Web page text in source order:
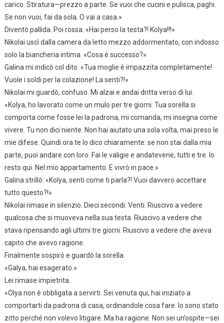
carico. Stiratura—prezzo a parte. Se vuoi che cucini e pulisca, paghi.
Se non vuoi, fai da sola. O vai a casa.»
Diventò pallida. Poi rossa. «Hai perso la testa?! Kolya!!!»
Nikolai uscì dalla camera da letto mezzo addormentato, con indosso
solo la biancheria intima. «Cosa è successo?»
Galina mi indicò col dito. «Tua moglie è impazzita completamente!
Vuole i soldi per la colazione! La senti?!»
Nikolai mi guardò, confuso. Mi alzai e andai dritta verso di lui.
«Kolya, ho lavorato come un mulo per tre giorni. Tua sorella si
comporta come fosse lei la padrona, mi comanda, mi insegna come
vivere. Tu non dici niente. Non hai aiutato una sola volta, mai preso le
mie difese. Quindi ora te lo dico chiaramente: se non stai dalla mia
parte, puoi andare con loro. Fai le valigie e andatevene, tutti e tre. Io
resto qui. Nel mio appartamento. E vivrò in pace.»
Galina strillò: «Kolya, senti come ti parla?! Vuoi davvero accettare
tutto questo?!»
Nikolai rimase in silenzio. Dieci secondi. Venti. Riuscivo a vedere
qualcosa che si muoveva nella sua testa. Riuscivo a vedere che
stava ripensando agli ultimi tre giorni. Riuscivo a vedere che aveva
capito che avevo ragione.
Finalmente sospirò e guardò la sorella.
«Galya, hai esagerato.»
Lei rimase impietrita.
«Olya non è obbligata a servirti. Sei venuta qui, hai iniziato a
comportarti da padrona di casa, ordinandole cosa fare. Io sono stato
zitto perché non volevo litigare. Ma ha ragione. Non sei un’ospite—sei